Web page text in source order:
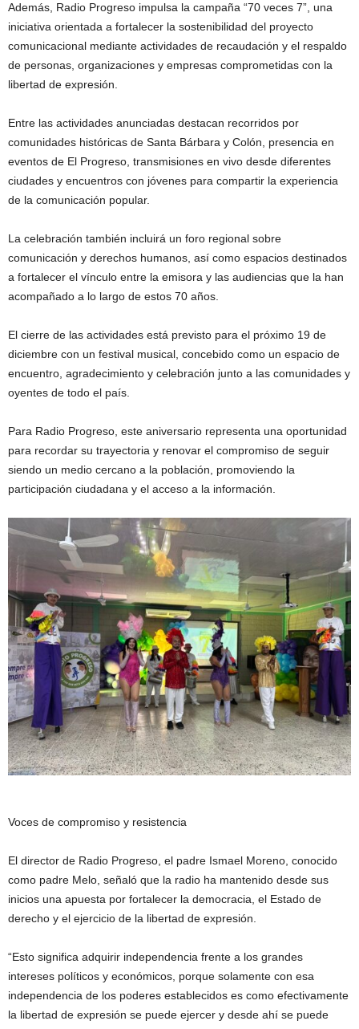
Además, Radio Progreso impulsa la campaña “70 veces 7”, una
iniciativa orientada a fortalecer la sostenibilidad del proyecto
comunicacional mediante actividades de recaudación y el respaldo
de personas, organizaciones y empresas comprometidas con la
libertad de expresión.
Entre las actividades anunciadas destacan recorridos por
comunidades históricas de Santa Bárbara y Colón, presencia en
eventos de El Progreso, transmisiones en vivo desde diferentes
ciudades y encuentros con jóvenes para compartir la experiencia
de la comunicación popular.
La celebración también incluirá un foro regional sobre
comunicación y derechos humanos, así como espacios destinados
a fortalecer el vínculo entre la emisora y las audiencias que la han
acompañado a lo largo de estos 70 años.
El cierre de las actividades está previsto para el próximo 19 de
diciembre con un festival musical, concebido como un espacio de
encuentro, agradecimiento y celebración junto a las comunidades y
oyentes de todo el país.
Para Radio Progreso, este aniversario representa una oportunidad
para recordar su trayectoria y renovar el compromiso de seguir
siendo un medio cercano a la población, promoviendo la
participación ciudadana y el acceso a la información.
Voces de compromiso y resistencia
El director de Radio Progreso, el padre Ismael Moreno, conocido
como padre Melo, señaló que la radio ha mantenido desde sus
inicios una apuesta por fortalecer la democracia, el Estado de
derecho y el ejercicio de la libertad de expresión.
“Esto significa adquirir independencia frente a los grandes
intereses políticos y económicos, porque solamente con esa
independencia de los poderes establecidos es como efectivamente
la libertad de expresión se puede ejercer y desde ahí se puede